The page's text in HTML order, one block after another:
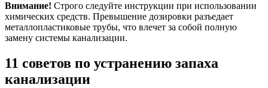
Внимание! Строго следуйте инструкции при использовании
химических средств. Превышение дозировки разъедает
металлопластиковые трубы, что влечет за собой полную
замену системы канализации.
11 советов по устранению запаха
канализации